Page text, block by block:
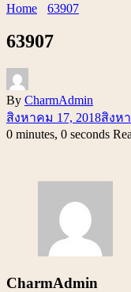
Home 63907
63907
By CharmAdmin
สิงหาคม 17, 2018สิงห
0 minutes, 0 seconds
CharmAdmin